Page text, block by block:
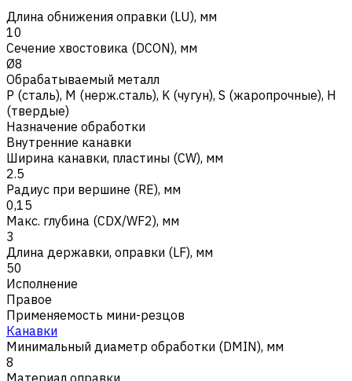
Длина обнижения оправки (LU), мм
10
Сечение хвостовика (DCON), мм
Ø8
Обрабатываемый металл
Р (сталь), M (нерж.сталь), K (чугун), S (жаропрочные), H
(твердые)
Назначение обработки
Внутренние канавки
Ширина канавки, пластины (CW), мм
2.5
Радиус при вершине (RE), мм
0,15
Макс. глубина (CDX/WF2), мм
3
Длина державки, оправки (LF), мм
50
Исполнение
Правое
Применяемость мини-резцов
Канавки
Минимальный диаметр обработки (DMIN), мм
8
Материал оправки